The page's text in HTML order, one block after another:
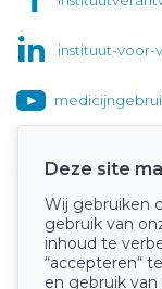
instituut-
Deze site
Wij gebruiken
gebruik van
inhoud te
“accepteren“
en gebruik